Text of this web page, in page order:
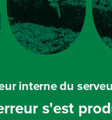
interne du
s'est